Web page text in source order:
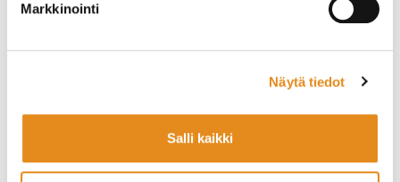
Markkinointi
Näytä tiedot
Salli kaikki
Sale Muurola
Pääkirjasto
Ilmoittautuminen kursseille alkaa ke 5.8.2026 klo
10.